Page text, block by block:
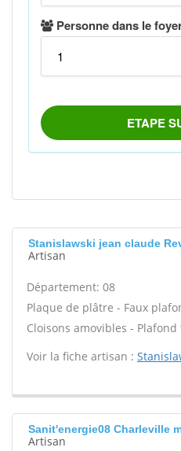
Stanislawski jean claude
Artisan
Département: 08
Plaque de plâtre - Faux
Cloisons amovibles -
Voir la fiche artisan :
Sanit'energie08 Charleville
Artisan